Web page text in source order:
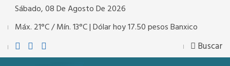
Sábado, 08 De Agosto De 2026
Máx. 21°C / Mín. 13°C | Dólar hoy 17.50 pesos Banxico
Buscar